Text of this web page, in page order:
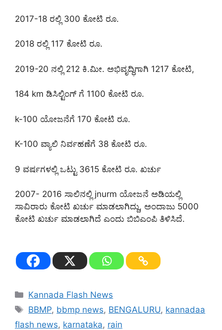
2017-18 ರಲ್ಲಿ 300 ಕೋಟಿ ರೂ.
2018 ರಲ್ಲಿ 117 ಕೋಟಿ ರೂ.
2019-20 ನಲ್ಲಿ 212 ಕಿ.ಮೀ. ಅಭಿವೃದ್ಧಿಗಾಗಿ 1217 ಕೋಟಿ,
184 km ಡಿಸಿಲ್ಟಿಂಗ್ ಗೆ 1100 ಕೋಟಿ ರೂ.
k-100 ಯೋಜನೆಗೆ 170 ಕೋಟಿ ರೂ.
K-100 ವ್ಯಾಲಿ ನಿರ್ವಹಣೆಗೆ 38 ಕೋಟಿ ರೂ.
9 ವರ್ಷಗಳಲ್ಲಿ ಒಟ್ಟು 3615 ಕೋಟಿ ರೂ. ಖರ್ಚು
2007- 2016 ಸಾಲಿನಲ್ಲಿ jnurm ಯೋಜನೆ ಅಡಿಯಲ್ಲಿ
ಸಾವಿರಾರು ಕೋಟಿ ಖರ್ಚು ಮಾಡಲಾಗಿದ್ದು, ಅಂದಾಜು 5000
ಕೋಟಿ ಖರ್ಚು ಮಾಡಲಾಗಿದೆ ಎಂದು ಬಿಬಿಎಂಪಿ ತಿಳಿಸಿದೆ.
Categories
Kannada Flash News
Tags
BBMP, bbmp news, BENGALURU, kannadaa
flash news, karnataka, rain